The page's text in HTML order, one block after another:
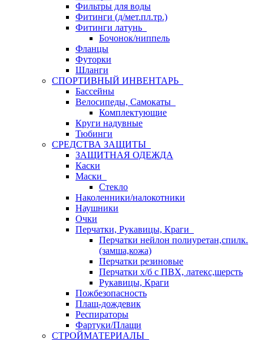
Фильтры для воды
Фитинги (д/мет.пл.тр.)
Фитинги латунь
Бочонок/ниппель
Фланцы
Футорки
Шланги
СПОРТИВНЫЙ ИНВЕНТАРЬ
Бассейны
Велосипеды, Самокаты
Комплектующие
Круги надувные
Тюбинги
СРЕДСТВА ЗАЩИТЫ
ЗАЩИТНАЯ ОДЕЖДА
Каски
Маски
Стекло
Наколенники/налокотники
Наушники
Очки
Перчатки, Рукавицы, Краги
Перчатки нейлон полиуретан,спилк.
(замша,кожа)
Перчатки резиновые
Перчатки х/б с ПВХ, латекс,шерсть
Рукавицы, Краги
Пожбезопасность
Плащ-дождевик
Респираторы
Фартуки/Плащи
СТРОЙМАТЕРИАЛЫ